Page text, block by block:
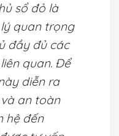
sổ đỏ là
quan trọng
đầy đủ các
quan. Để
diễn ra
an toàn
hệ đến